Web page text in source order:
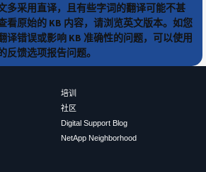
多采用直译，且有些字词的翻译可能不甚
看原始的 KB 内容，请浏览英文版本。如您
译错误或影响 KB 准确性的问题，可以使用
反馈选项报告问题。
培训
社区
Digital Support Blog
NetApp Neighborhood